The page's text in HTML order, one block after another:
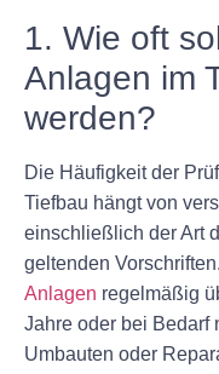
1. Wie oft
Anlagen im
werden?
Die Häufigkeit der
Tiefbau hängt von
einschließlich der Art
geltenden
Anlagen regelmäßig
Jahre oder bei Bedarf
Umbauten oder